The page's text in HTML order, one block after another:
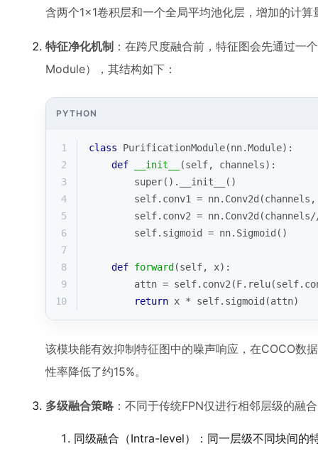
含两个1×1卷积层和一个全局平均池化层，增加的计
特征净化机制 ：在跨尺度融合前，特征图会先通过
Module），其结构如下：
PYTHON
1 class PurificationModule(nn.Module):
2
def __init__ (self, channels):
3
super().__init__()
4
self.conv1 =
5
self.conv2 =
6
        self.sigmoid = nn.Sigmoid()
7
8
def forward (self, x):
9
attn =
10
return x * self.sigmoid(attn)
该模块能有效抑制特征图中的噪声响应，在COCO数
性率降低了约15%。
多级融合策略 ：不同于传统FPN仅进行相邻层级的融
同级融合（Intra-level）：同一层级不同块间的